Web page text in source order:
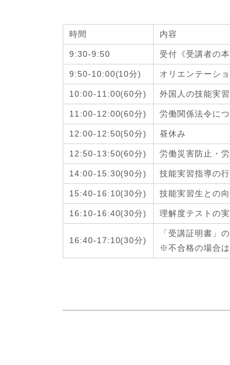
時間 内容
9:30-9:50 受付《受講者の本
9:50-10:00(10分) オリエンテーシ
10:00-11:00(60分) 外国人の技能実
11:00-12:00(60分) 労働関係法令に
12:00-12:50(50分) 昼休み
12:50-13:50(60分) 労働災害防止・
14:00-15:30(90分) 技能実習指導の
15:40-16:10(30分) 技能実習生との
16:10-16:40(30分) 理解度テストの
16:40-17:10(30分)
「受講証明書」
※不合格の場合は